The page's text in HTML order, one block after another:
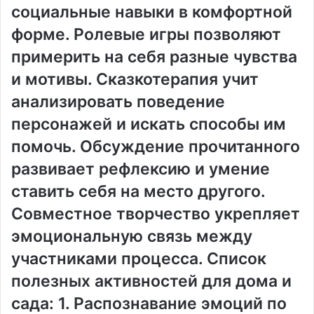
социальные навыки в комфортной
форме. Ролевые игры позволяют
примерить на себя разные чувства
и мотивы. Сказкотерапия учит
анализировать поведение
персонажей и искать способы им
помочь. Обсуждение прочитанного
развивает рефлексию и умение
ставить себя на место другого.
Совместное творчество укрепляет
эмоциональную связь между
участниками процесса. Список
полезных активностей для дома и
сада: 1. Распознавание эмоций по